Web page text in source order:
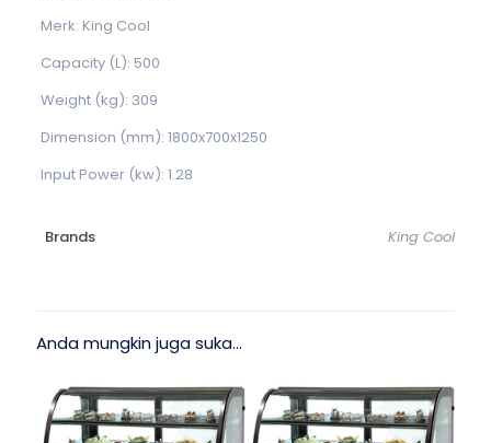
Merk: King Cool
Capacity (L): 500
Weight (kg): 309
Dimension (mm): 1800x700x1250
Input Power (kw): 1.28
Brands King Cool
Anda mungkin juga suka…